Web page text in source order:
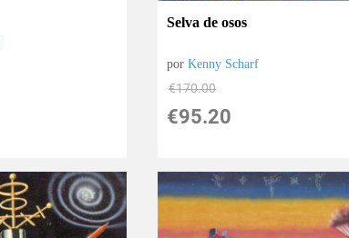
Selva de osos
porKenny Scharf
€170.00
€95.20